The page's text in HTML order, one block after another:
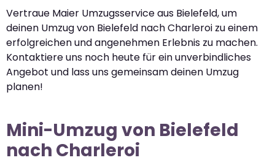
Vertraue Maier Umzugsservice aus Bielefeld, um
deinen Umzug von Bielefeld nach Charleroi zu einem
erfolgreichen und angenehmen Erlebnis zu machen.
Kontaktiere uns noch heute für ein unverbindliches
Angebot und lass uns gemeinsam deinen Umzug
planen!
Mini-Umzug von Bielefeld
nach Charleroi